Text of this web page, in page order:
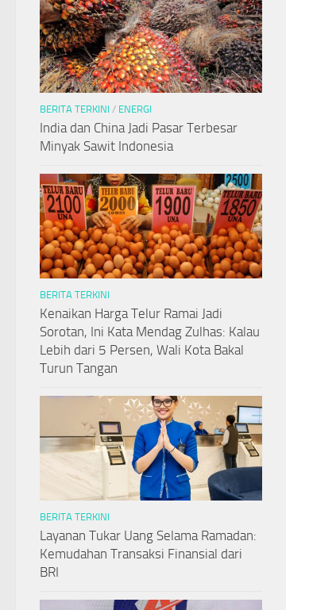
BERITA TERKINI / ENERGI
India dan China Jadi Pasar Terbesar
Minyak Sawit Indonesia
BERITA TERKINI
Kenaikan Harga Telur Ramai Jadi
Sorotan, Ini Kata Mendag Zulhas: Kalau
Lebih dari 5 Persen, Wali Kota Bakal
Turun Tangan
BERITA TERKINI
Layanan Tukar Uang Selama Ramadan:
Kemudahan Transaksi Finansial dari
BRI